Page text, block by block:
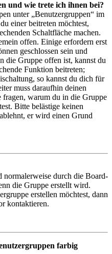
und wie trete ich ihnen bei?
unter „Benutzergruppen“ im
einer beitreten möchtest,
Schaltfläche machen.
offen. Einige erfordern erst
geschlossen sein und
die Gruppe offen ist, kannst du
Funktion beitreten;
so kannst du dich für
muss daraufhin deinen
fragen, warum du in die Gruppe
Bitte belästige keinen
er wird einen Grund
durch die Board-
die Gruppe erstellt wird.
erstellen möchtest, dann
kontaktieren.
farbig